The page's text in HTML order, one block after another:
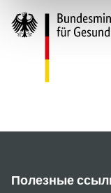
Полезные